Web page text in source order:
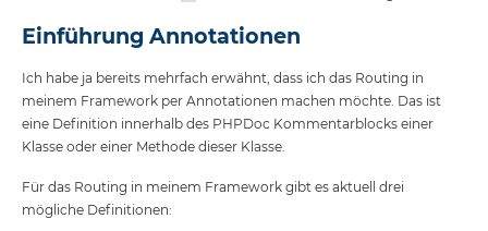
Einführung Annotationen
Ich habe ja bereits mehrfach erwähnt, dass ich das Routing in
meinem Framework per Annotationen machen möchte. Das ist
eine Definition innerhalb des PHPDoc Kommentarblocks einer
Klasse oder einer Methode dieser Klasse.
Für das Routing in meinem Framework gibt es aktuell drei
mögliche Definitionen: